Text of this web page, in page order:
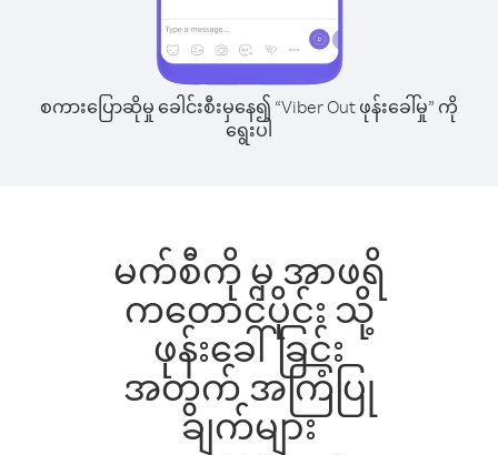
စကားပြောဆိုမှု ခေါင်းစီးမှနေ၍ “Viber Out ဖုန်းခေါ်မှု” ကို
ရွေးပါ
မက်စီကို မှ အာဖရိ
ကတောင်ပိုင်း သို့
ဖုန်းခေါ်ခြင်း
အတွက် အကြံပြု
ချက်များ